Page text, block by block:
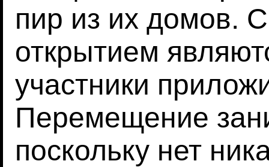
пир из их домов.
открытием
участники
Перемещение
поскольку нет